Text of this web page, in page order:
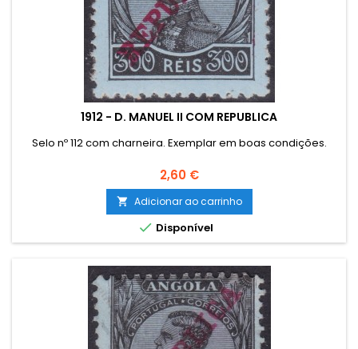
1912 - D. MANUEL II COM REPUBLICA
Selo nº 112 com charneira. Exemplar em boas condições.
Preço
2,60 €
 Adicionar ao carrinho
 Disponível